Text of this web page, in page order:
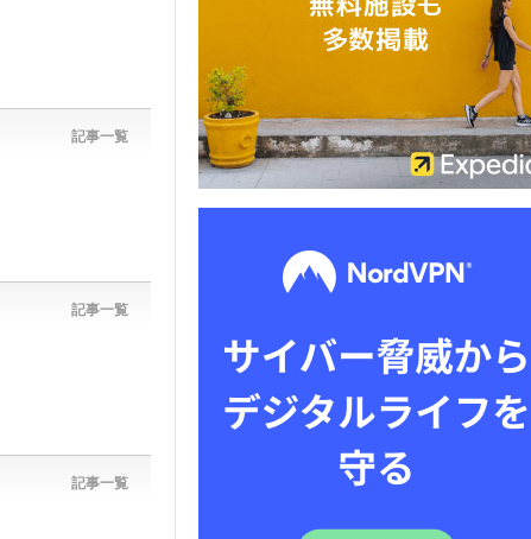
記事一覧
記事一覧
記事一覧